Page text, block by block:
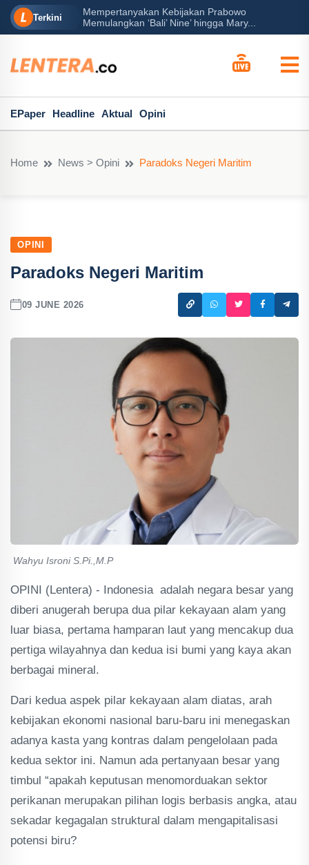
Terkini
Mempertanyakan Kebijakan Prabowo
Memulangkan ‘Bali’ Nine’ hingga Mary...
EPaper Headline Aktual Opini
Home News > Opini Paradoks Negeri Maritim
OPINI
Paradoks Negeri Maritim
09 JUNE 2026
Wahyu Isroni S.Pi.,M.P
OPINI (Lentera) - Indonesia adalah negara besar yang
diberi anugerah berupa dua pilar kekayaan alam yang
luar biasa, pertama hamparan laut yang mencakup dua
pertiga wilayahnya dan kedua isi bumi yang kaya akan
berbagai mineral.
Dari kedua aspek pilar kekayaan alam diatas, arah
kebijakan ekonomi nasional baru-baru ini menegaskan
adanya kasta yang kontras dalam pengelolaan pada
kedua sektor ini. Namun ada pertanyaan besar yang
timbul “apakah keputusan menomorduakan sektor
perikanan merupakan pilihan logis berbasis angka, atau
sekadar kegagalan struktural dalam mengapitalisasi
potensi biru?